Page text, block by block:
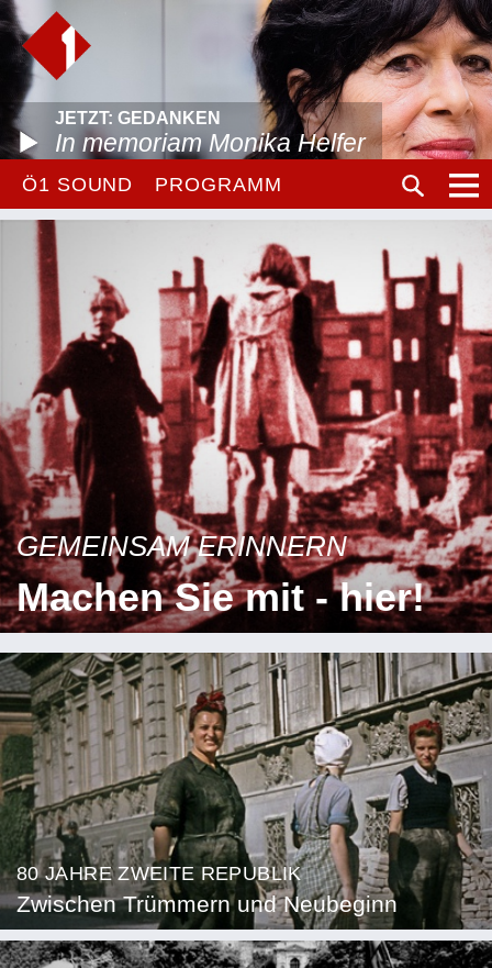
JETZT: GEDANKEN
In memoriam Monika Helfer
Ö1 SOUND PROGRAMM
GEMEINSAM ERINNERN
Machen Sie mit - hier!
80 JAHRE ZWEITE REPUBLIK
Zwischen Trümmern und Neubeginn